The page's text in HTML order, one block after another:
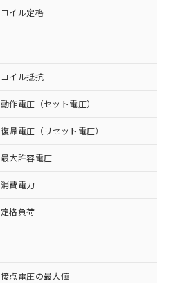
コイル定格
コイル抵抗
動作電圧（セット電圧）
復帰電圧（リセット電圧）
最大許容電圧
消費電力
定格負荷
接点電圧の最大値